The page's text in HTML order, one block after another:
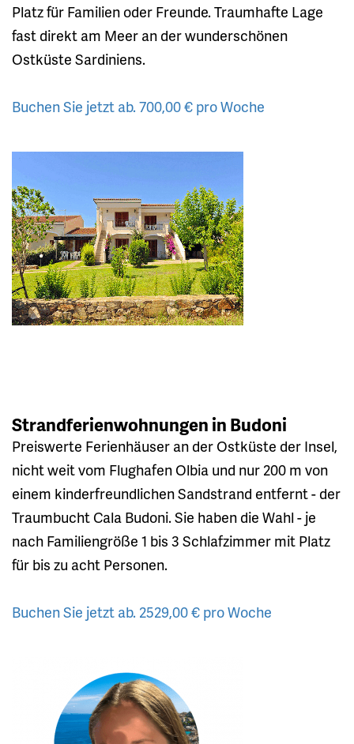
Platz für Familien oder Freunde. Traumhafte Lage
fast direkt am Meer an der wunderschönen
Ostküste Sardiniens.
Buchen Sie jetzt ab. 700,00 € pro Woche
Strandferienwohnungen in Budoni
Preiswerte Ferienhäuser an der Ostküste der Insel,
nicht weit vom Flughafen Olbia und nur 200 m von
einem kinderfreundlichen Sandstrand entfernt - der
Traumbucht Cala Budoni. Sie haben die Wahl - je
nach Familiengröße 1 bis 3 Schlafzimmer mit Platz
für bis zu acht Personen.
Buchen Sie jetzt ab. 2529,00 € pro Woche